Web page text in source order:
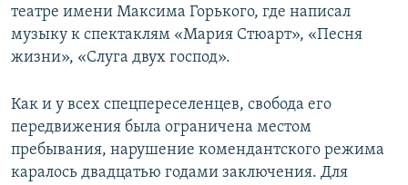
театре имени Максима Горького, где написал
музыку к спектаклям «Мария Стюарт», «Песня
жизни», «Слуга двух господ».
Как и у всех спецпереселенцев, свобода его
передвижения была ограничена местом
пребывания, нарушение комендантского режима
каралось двадцатью годами заключения. Для